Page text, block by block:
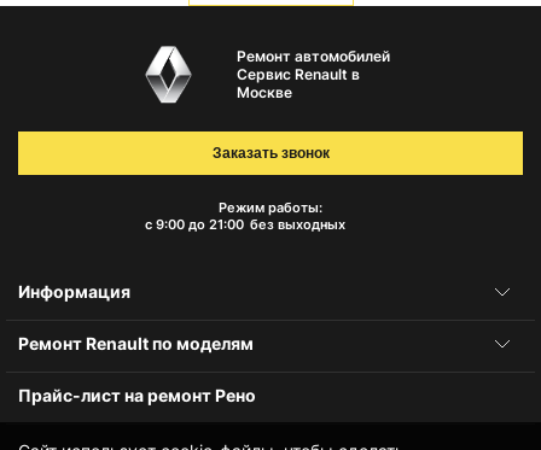
Ремонт автомобилей
Сервис Renault в
Москве
Режим работы:
с 9:00 до 21:00 без выходных
Заказать звонок
Информация
Ремонт Renault по моделям
Прайс-лист на ремонт Рено